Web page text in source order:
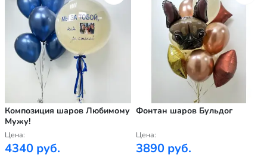
Композиция шаров Любимому
Мужу!
Цена:
4340 руб.
Фонтан шаров Бульдог
Цена:
3890 руб.